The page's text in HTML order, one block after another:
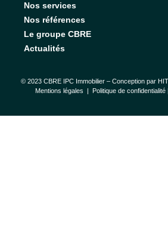
Nos services
Nos références
Le groupe CBRE
Actualités
© 2023 CBRE IPC Immobilier – Conception par
Mentions légales | Politique de confidentialité